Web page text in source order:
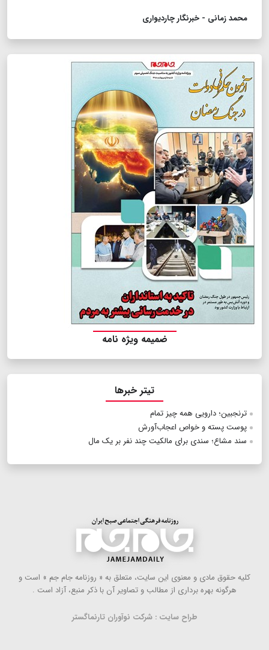
محمد زمانی - خبرنگار چاردیواری
ضمیمه ویژه نامه
تیتر خبرها
ترنجبین؛ دارویی همه چیز تمام
پوست پسته و خواص اعجاب‌آورش
سند مشاع؛‌ سندی برای مالکیت چند نفر بر یک مال
كلیه حقوق مادی و معنوی این سایت، متعلق به « روزنامه جام جم » است و
هرگونه بهره ‌برداری از مطالب و تصاویر آن با ذكر منبع، آزاد است .
طراح سایت : شرکت نوآوران تارنماگستر